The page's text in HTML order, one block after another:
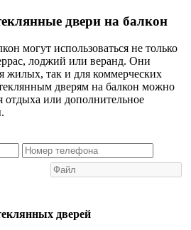
двери на балкон
могут использоваться не только
лоджий или веранд. Они
жилых, так и для коммерческих
дверям на балкон можно
отдыха или дополнительное
дверей